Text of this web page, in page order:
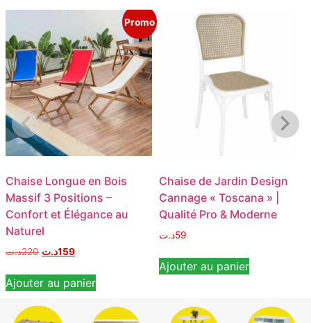
Promo
Chaise Longue en Bois
Massif 3 Positions –
Confort et Élégance au
Naturel
220د.ت 159د.ت
Ajouter au panier
Chaise de Jardin Design
Cannage « Toscana » |
Qualité Pro & Moderne
59د.ت
Ajouter au panier